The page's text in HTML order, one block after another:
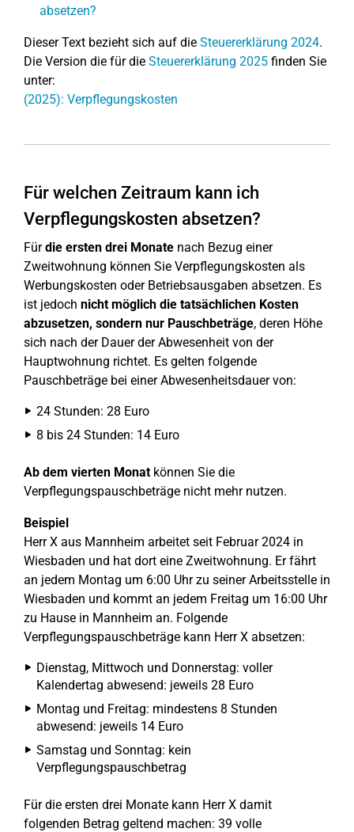
absetzen?
Dieser Text bezieht sich auf die Steuererklärung 2024.
Die Version die für die Steuererklärung 2025 finden Sie
unter:
(2025): Verpflegungskosten
Für welchen Zeitraum kann ich
Verpflegungskosten absetzen?
Fürdie ersten drei Monate nach Bezug einer
Zweitwohnung können Sie Verpflegungskosten als
Werbungskosten oder Betriebsausgaben absetzen. Es
ist jedoch nicht möglich die tatsächlichen Kosten
abzusetzen, sondern nur Pauschbeträge, deren Höhe
sich nach der Dauer der Abwesenheit von der
Hauptwohnung richtet. Es gelten folgende
Pauschbeträge bei einer Abwesenheitsdauer von:
24 Stunden: 28 Euro
8 bis 24 Stunden: 14 Euro
Ab dem vierten Monatkönnen Sie die
Verpflegungspauschbeträge nicht mehr nutzen.
Beispiel
Herr X aus Mannheim arbeitet seit Februar 2024 in
Wiesbaden und hat dort eine Zweitwohnung. Er fährt
an jedem Montag um 6:00 Uhr zu seiner Arbeitsstelle in
Wiesbaden und kommt an jedem Freitag um 16:00 Uhr
zu Hause in Mannheim an. Folgende
Verpflegungspauschbeträge kann Herr X absetzen:
Dienstag, Mittwoch und Donnerstag: voller
Kalendertag abwesend: jeweils 28 Euro
Montag und Freitag: mindestens 8 Stunden
abwesend: jeweils 14 Euro
Samstag und Sonntag: kein
Verpflegungspauschbetrag
Für die ersten drei Monate kann Herr X damit
folgenden Betrag geltend machen: 39 volle